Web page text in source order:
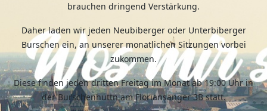
brauchen dringend Verstärkung.
Daher laden wir jeden Neubiberger oder Unterbiberger
Burschen ein, an unserer monatlichen Sitzungen vorbei
zukommen.
Diese finden jeden dritten Freitag im Monat ab 19:00 Uhr in
der Burschenhüttn am Floriansanger 3B statt.